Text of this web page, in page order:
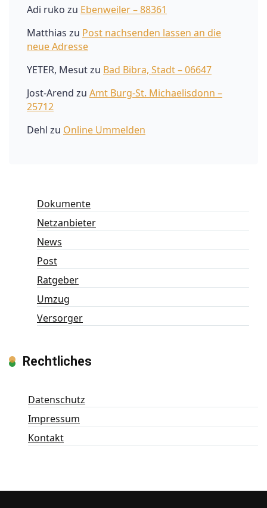
Adi ruko zu Ebenweiler – 88361
Matthias zu Post nachsenden lassen an die
neue Adresse
YETER, Mesutzu Bad Bibra, Stadt – 06647
Jost-Arend zu Amt Burg-St. Michaelisdonn –
25712
Dehl zu Online Ummelden
Dokumente
Netzanbieter
News
Post
Ratgeber
Umzug
Versorger
Rechtliches
Datenschutz
Impressum
Kontakt